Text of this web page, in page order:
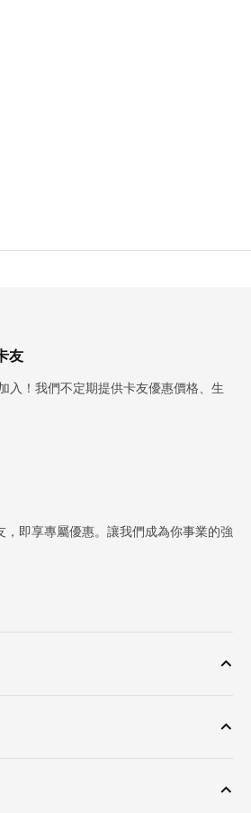
友
入！我們不定期提供卡友優惠價格、生
，即享專屬優惠。讓我們成為你事業的強